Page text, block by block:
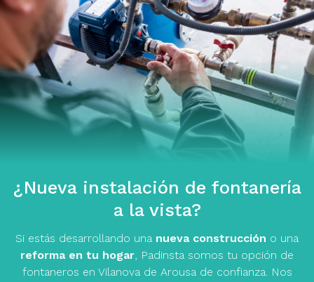
¿Nueva instalación de fontanería
a la vista?
Si estás desarrollando una nueva construcción o una
reforma en tu hogar, Padinsta somos tu opción de
fontaneros en Vilanova de Arousa de confianza. Nos